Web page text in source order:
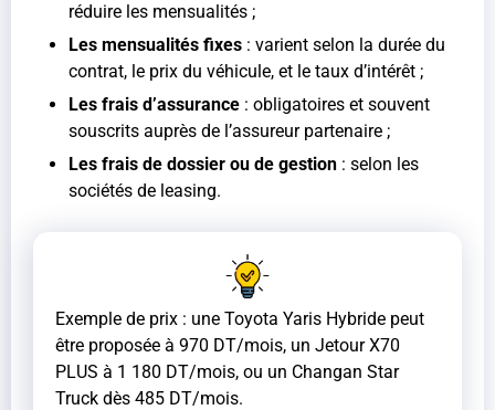
réduire les mensualités ;
Les mensualités fixes : varient selon la durée du
contrat, le prix du véhicule, et le taux d’intérêt ;
Les frais d’assurance : obligatoires et souvent
souscrits auprès de l’assureur partenaire ;
Les frais de dossier ou de gestion : selon les
sociétés de leasing.
Exemple de prix : une Toyota Yaris Hybride peut
être proposée à 970 DT/mois, un Jetour X70
PLUS à 1 180 DT/mois, ou un Changan Star
Truck dès 485 DT/mois.